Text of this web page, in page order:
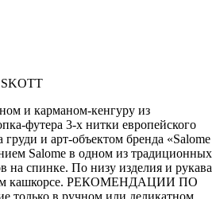
и карманом-кенгуру из
футера 3-х нитки европейского
груди и арт-объектом бренда «Salome
Salome в одном из традиционных
на спинке. По низу изделия и рукава
кашкорсе. РЕКОМЕНДАЦИИ ПО
только в ручном или деликатном